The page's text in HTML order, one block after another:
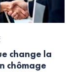
change la
chômage